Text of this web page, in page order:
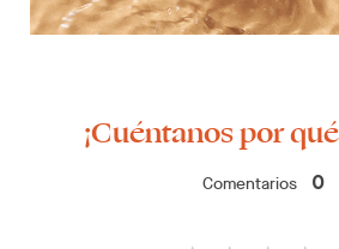
¡Cuéntanos por
Comentarios 0